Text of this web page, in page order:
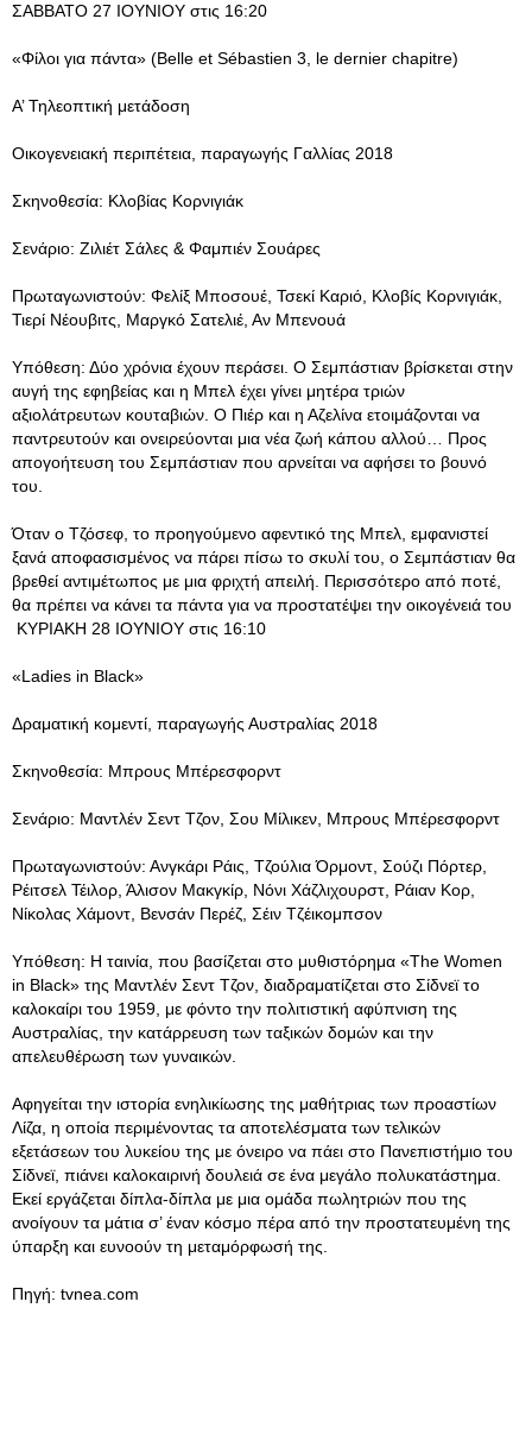
ΣΑΒΒΑΤΟ 27 ΙΟΥΝΙΟΥ στις 16:20
«Φίλοι για πάντα» (Belle et Sébastien 3, le dernier chapitre)
Α’ Τηλεοπτική μετάδοση
Οικογενειακή περιπέτεια, παραγωγής Γαλλίας 2018
Σκηνοθεσία: Κλοβίας Κορνιγιάκ
Σενάριο: Ζιλιέτ Σάλες & Φαμπιέν Σουάρες
Πρωταγωνιστούν: Φελίξ Μποσουέ, Τσεκί Καριό, Κλοβίς Κορνιγιάκ,
Τιερί Νέουβιτς, Μαργκό Σατελιέ, Αν Μπενουά
Υπόθεση: Δύο χρόνια έχουν περάσει. Ο Σεμπάστιαν βρίσκεται στην
αυγή της εφηβείας και η Μπελ έχει γίνει μητέρα τριών
αξιολάτρευτων κουταβιών. Ο Πιέρ και η Αζελίνα ετοιμάζονται να
παντρευτούν και ονειρεύονται μια νέα ζωή κάπου αλλού… Προς
απογοήτευση του Σεμπάστιαν που αρνείται να αφήσει το βουνό
του.
Όταν ο Τζόσεφ, το προηγούμενο αφεντικό της Μπελ, εμφανιστεί
ξανά αποφασισμένος να πάρει πίσω το σκυλί του, ο Σεμπάστιαν θα
βρεθεί αντιμέτωπος με μια φριχτή απειλή. Περισσότερο από ποτέ,
θα πρέπει να κάνει τα πάντα για να προστατέψει την οικογένειά του
ΚΥΡΙΑΚΗ 28 ΙΟΥΝΙΟΥ στις 16:10
«Ladies in Black»
Δραματική κομεντί, παραγωγής Αυστραλίας 2018
Σκηνοθεσία: Μπρους Μπέρεσφορντ
Σενάριο: Μαντλέν Σεντ Τζον, Σου Μίλικεν, Μπρους Μπέρεσφορντ
Πρωταγωνιστούν: Ανγκάρι Ράις, Τζούλια Όρμοντ, Σούζι Πόρτερ,
Ρέιτσελ Τέιλορ, Άλισον Μακγκίρ, Νόνι Χάζλιχουρστ, Ράιαν Κορ,
Νίκολας Χάμοντ, Βενσάν Περέζ, Σέιν Τζέικομπσον
Υπόθεση: Η ταινία, που βασίζεται στο μυθιστόρημα «The Women
in Black» της Μαντλέν Σεντ Τζον, διαδραματίζεται στο Σίδνεϊ το
καλοκαίρι του 1959, με φόντο την πολιτιστική αφύπνιση της
Αυστραλίας, την κατάρρευση των ταξικών δομών και την
απελευθέρωση των γυναικών.
Αφηγείται την ιστορία ενηλικίωσης της μαθήτριας των προαστίων
Λίζα, η οποία περιμένοντας τα αποτελέσματα των τελικών
εξετάσεων του λυκείου της με όνειρο να πάει στο Πανεπιστήμιο του
Σίδνεϊ, πιάνει καλοκαιρινή δουλειά σε ένα μεγάλο πολυκατάστημα.
Εκεί εργάζεται δίπλα-δίπλα με μια ομάδα πωλητριών που της
ανοίγουν τα μάτια σ’ έναν κόσμο πέρα από την προστατευμένη της
ύπαρξη και ευνοούν τη μεταμόρφωσή της.
Πηγή: tvnea.com